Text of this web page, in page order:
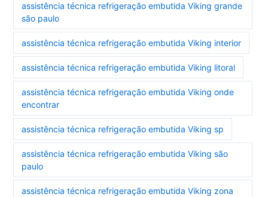
assistência técnica refrigeração embutida Viking grande
são paulo
assistência técnica refrigeração embutida Viking interior
assistência técnica refrigeração embutida Viking litoral
assistência técnica refrigeração embutida Viking onde
encontrar
assistência técnica refrigeração embutida Viking sp
assistência técnica refrigeração embutida Viking são
paulo
assistência técnica refrigeração embutida Viking zona